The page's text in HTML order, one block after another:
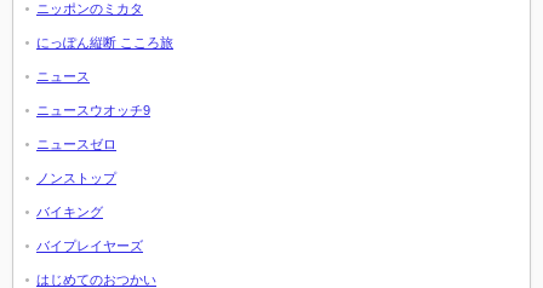
ニッポンのミカタ
にっぽん縦断 こころ旅
ニュース
ニュースウオッチ9
ニュースゼロ
ノンストップ
バイキング
バイプレイヤーズ
はじめてのおつかい